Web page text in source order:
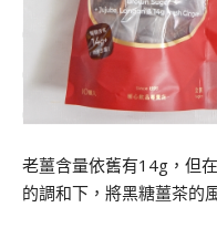
老薑含量依舊有14g，但
的調和下，將黑糖薑茶的